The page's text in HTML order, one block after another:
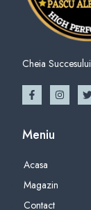
Cheia Succesului
Meniu
Acasa
Magazin
Contact